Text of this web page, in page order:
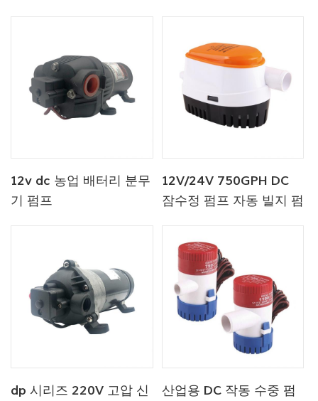
12v dc 농업 배터리 분무
기 펌프
12V/24V 750GPH DC
잠수정 펌프 자동 빌지 펌
dp 시리즈 220V 고압 신
산업용 DC 작동 수중 펌